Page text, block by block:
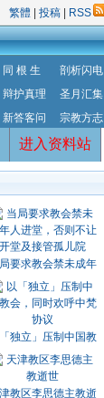
繁體 投稿 RSS
同 根 生
剖析闪电
辩护真理
圣月汇集
新答客问 宗教方志
进入资料站
要求教会禁未成年
独立」压制中国教
教区李思德主教逝